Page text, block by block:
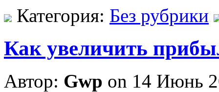
Категория: Без рубрики
Как увеличить
Автор: Gwp on 14 Июнь